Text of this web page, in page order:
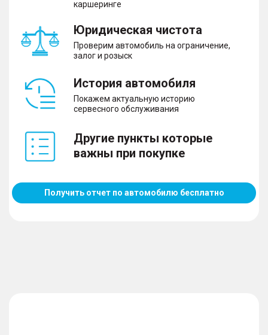
каршеринге
Юридическая чистота
Проверим автомобиль на ограничение,
залог и розыск
История автомобиля
Покажем актуальную историю
сервесного обслуживания
Другие пункты которые
важны при покупке
Получить отчет по автомобилю бесплатно